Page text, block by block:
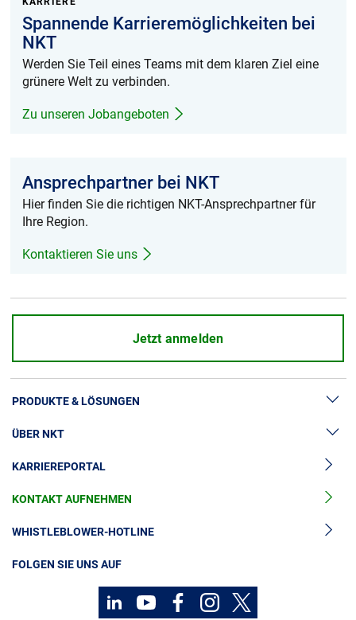
Spannende Karrieremöglichkeiten bei
NKT
Werden Sie Teil eines Teams mit dem klaren Ziel eine
grünere Welt zu verbinden.
Zu unseren Jobangeboten
Ansprechpartner bei NKT
Hier finden Sie die richtigen NKT-Ansprechpartner für
Ihre Region.
Kontaktieren Sie uns
Jetzt anmelden
PRODUKTE & LÖSUNGEN
Hochspannung
Kabelgarnituren
Mittelspannungskabel
Niederspannungskabel
ÜBER NKT
News & Presse
Unsere Geschichte
Investoren
Nachhaltigkeit
KARRIEREPORTAL
KONTAKT AUFNEHMEN
WHISTLEBLOWER-HOTLINE
FOLGEN SIE UNS AUF